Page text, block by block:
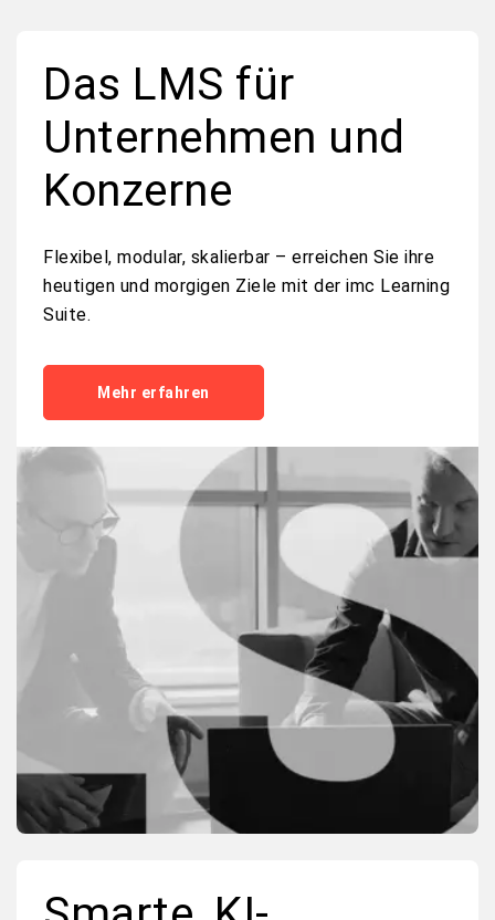
Das LMS für
Unternehmen und
Konzerne
Flexibel , modular, skalierbar – erreichen Sie ihre
heutigen und morgigen Ziele mit der imc Learning
Suite.
Mehr erfahren